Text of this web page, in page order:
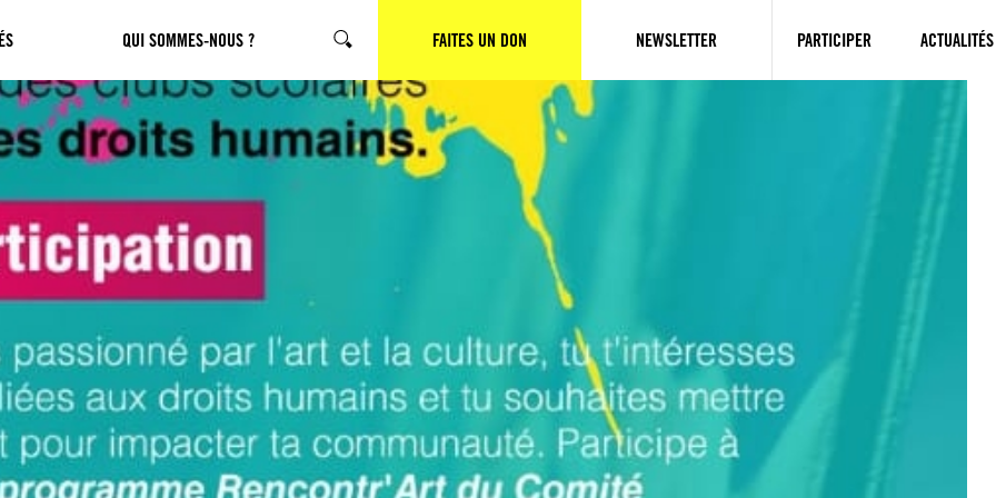
QUI SOMMES-NOUS ? CHERCHER FAITES UN DON NEWSLETTER PARTICIPER ACTUALITÉS